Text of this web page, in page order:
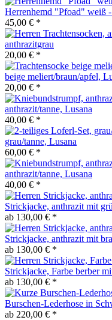
Herrenhemd "Pfoad" weiß
45,00 € *
anthrazitgrau
20,00 € *
beige meliert/braun/apfel,
20,00 € *
anthrazit/tanne, Lusana
40,00 € *
grau/tanne, Lusana
60,00 € *
anthrazit/tanne, Lusana
40,00 € *
Strickjacke, anthrazit mit
ab 130,00 € *
Strickjacke, anthrazit mit
ab 130,00 € *
Strickjacke, Farbe berber
ab 130,00 € *
Burschen-Lederhose in
ab 220,00 € *